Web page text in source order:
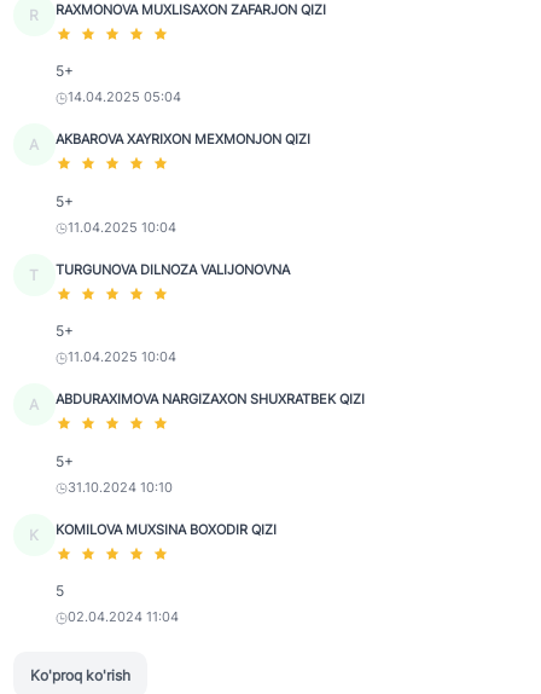
R RAXMONOVA MUXLISAXON ZAFARJON QIZI
5+
14.04.2025 05:04
A AKBAROVA XAYRIXON MEXMONJON QIZI
5+
11.04.2025 10:04
T TURGUNOVA DILNOZA VALIJONOVNA
5+
11.04.2025 10:04
A ABDURAXIMOVA NARGIZAXON SHUXRATBEK QIZI
5+
31.10.2024 10:10
K KOMILOVA MUXSINA BOXODIR QIZI
5
02.04.2024 11:04
Ko'proq ko'rish